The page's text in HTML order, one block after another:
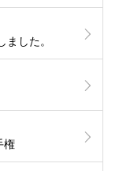
した。
権